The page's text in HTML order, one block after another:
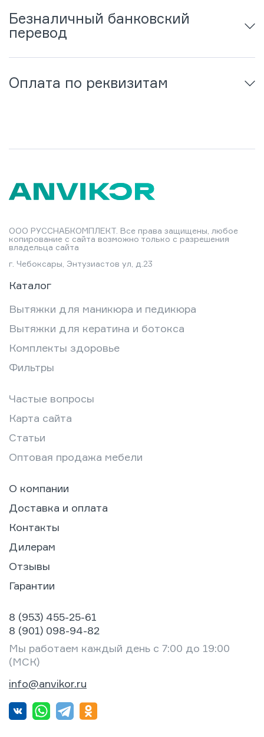
Безналичный банковский
перевод
Оплата по реквизитам
ООО РУССНАБКОМПЛЕКТ. Все права защищены, любое
копирование с сайта возможно только с разрешения
владельца сайта
г. Чебоксары, Энтузиастов ул, д.23
Каталог
Вытяжки для маникюра и педикюра
Вытяжки для кератина и ботокса
Комплекты здоровье
Фильтры
Частые вопросы
Карта сайта
Статьи
Оптовая продажа мебели
О компании
Доставка и оплата
Контакты
Дилерам
Отзывы
Гарантии
8 (953) 455-25-61
8 (901) 098-94-82
Мы работаем каждый день с 7:00 до 19:00
(МСК)
info@anvikor.ru